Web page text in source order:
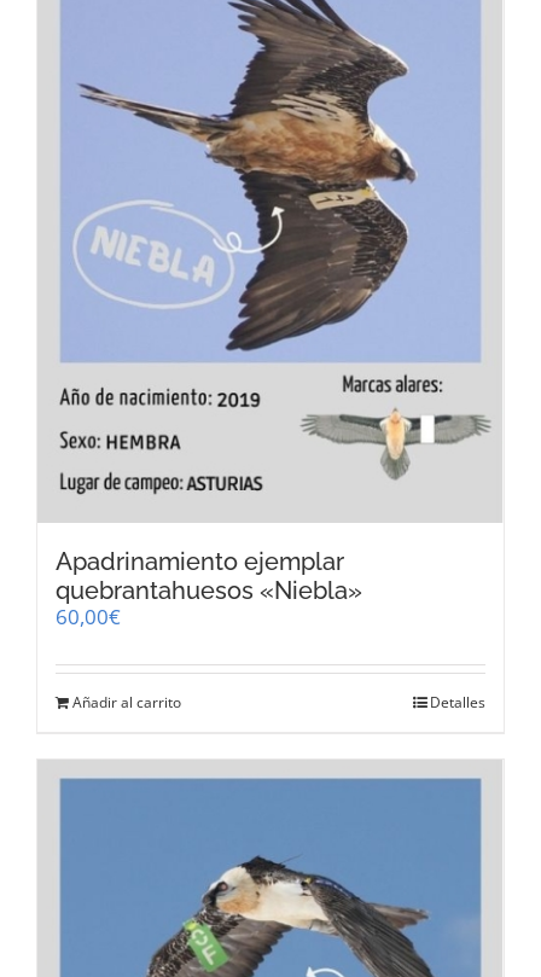
Apadrinamiento ejemplar
quebrantahuesos «Niebla»
60,00€
Añadir al carrito Detalles